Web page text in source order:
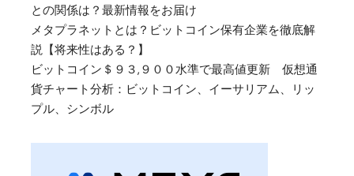
との関係は？最新情報をお届け
メタプラネットとは？ビットコイン保有企業を徹底解
説【将来性はある？】
ビットコイン＄９３,９００水準で最高値更新 仮想通
貨チャート分析：ビットコイン、イーサリアム、リッ
プル、シンボル